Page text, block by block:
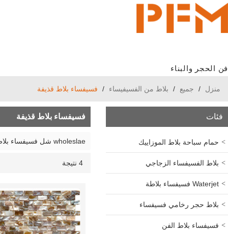
فن الحجر والبناء
منزل / جميع / بلاط من الفسيفيساء / فسيفساء بلاط قذيفة
فئات
حمام سباحة بلاط الموزاييك
بلاط الفسيفساء الزجاجي
Waterjet فسيفساء بلاطة
بلاط حجر رخامي فسيفساء
فسيفساء بلاط الفن
فسيفساء بلاط قذيفة
wholeslae شل فسيفساء بلاط المورد PFM
4 نتيجة قائمةعرض